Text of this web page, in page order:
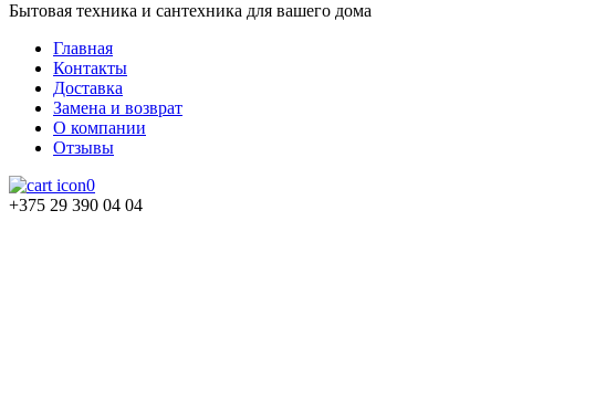
Бытовая техника и сантехника для вашего дома
Главная
Контакты
Доставка
Замена и возврат
О компании
Отзывы
0
+375 29 390 04 04